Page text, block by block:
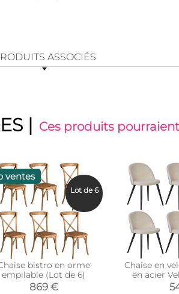
ASSOCIÉS
| Ces produits
ventes
bistro en orme
empilable (Lot de 6)
869 €
Lot de 6
Chaise en
en acier